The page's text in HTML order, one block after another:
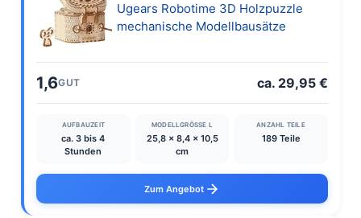
Ugears Robotime 3D Holzpuzzle
mechanische Modellbausätze
1,6GUT ca. 29,95 €
AUFBAUZEIT
ca. 3 bis 4
Stunden
MODELLGRÖSSE L
25,8 x 8,4 x 10,5
cm
ANZAHL TEILE
189 Teile
Zum Angebot